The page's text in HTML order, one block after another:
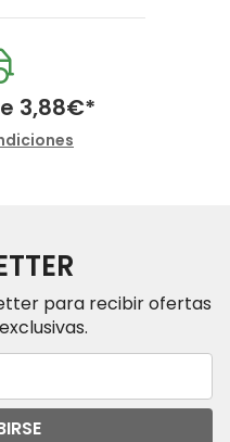
3,88€*
para recibir ofertas